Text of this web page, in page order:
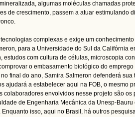
algumas moléculas chamadas
de crescimento, passem a atuar estimulando
complexas e exige um
para a Universidade do Sul da Califórnia
estudos com cultura de células, microscopia
o embasamento biológico do emprego
final do ano, Samira Salmeron defenderá sua
ajudará a estabelecer aqui na FOB, o mesmo
colaboradores envolvidos nesse projeto são os
de Engenharia Mecânica da Unesp-
isso, aqui no Brasil, há outros